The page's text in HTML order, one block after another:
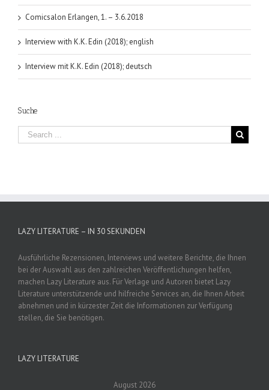
Comicsalon Erlangen, 1. – 3.6.2018
Interview with K.K. Edin (2018); english
Interview mit K.K. Edin (2018); deutsch
Suche
LAZY LITERATURE – IN 30 SEKUNDEN
Ausführliche Rezensionen, Interviews und weitere Berichte, die Ihnen
bei der Auswahl aus den zahlreichen Veröffentlichungen helfen,
machen Lazy Literature aus. Für Verlage und Autoren bietet Lazy
Literature unterstützende und hilfreiche Services an, die Ihnen Arbeit
abnehmen und in kürzester Zeit die Informationen zur Verfügung
stellen, die Sie benötigen.
LAZY LITERATURE
August 2026